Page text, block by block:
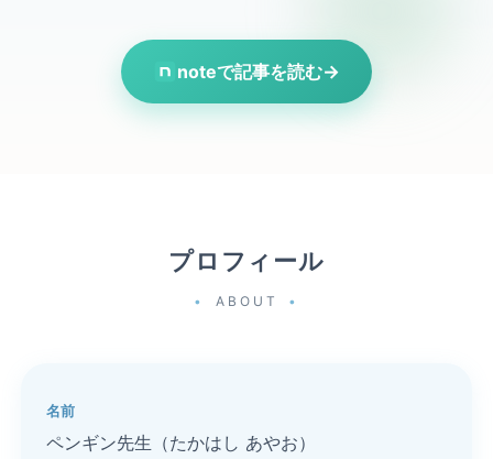
noteで記事を読む→
プロフィール
ABOUT
名前
ペンギン先生（たかはし あやお）